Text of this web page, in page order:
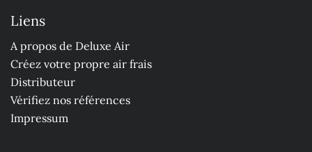
Liens
A propos de Deluxe Air
Créez votre propre air frais
Distributeur
Vérifiez nos références
Impressum